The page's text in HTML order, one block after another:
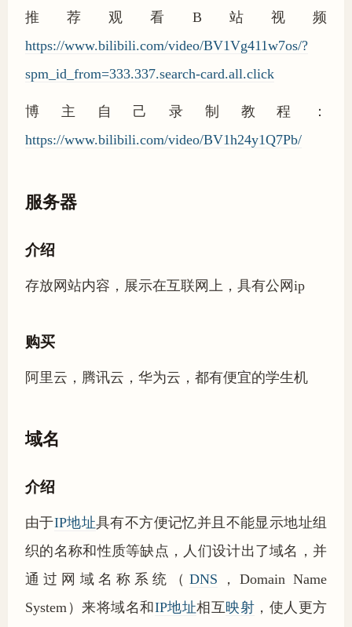
推荐观看B站视频
https://www.bilibili.com/video/BV1Vg411w7os/?
spm_id_from=333.337.search-card.all.click
博主自己录制教程：
https://www.bilibili.com/video/BV1h24y1Q7Pb/
服务器
介绍
存放网站内容，展示在互联网上，具有公网ip
购买
阿里云，腾讯云，华为云，都有便宜的学生机
域名
介绍
由于IP地址具有不方便记忆并且不能显示地址组
织的名称和性质等缺点，人们设计出了域名，并
通过网域名称系统（ DNS ，Domain Name
System）来将域名和IP地址相互映射 ，使人更方